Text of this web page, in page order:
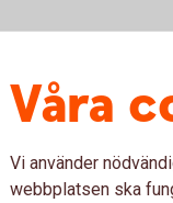
av ISK?
Våra
Vi använder
webbplatsen ska